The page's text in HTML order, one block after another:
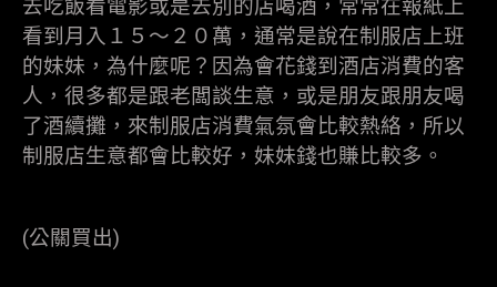
去吃飯看電影或是去別的店喝酒，常常在報紙上
看到月入１５～２０萬，通常是說在制服店上班
的妹妹，為什麼呢？因為會花錢到酒店消費的客
人，很多都是跟老闆談生意，或是朋友跟朋友喝
了酒續攤，來制服店消費氣氛會比較熱絡，所以
制服店生意都會比較好，妹妹錢也賺比較多。
(公關買出)